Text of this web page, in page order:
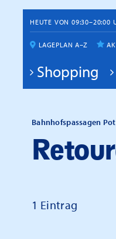
HEUTE VON 09:30–20:00
LAGEPLAN A–Z
Shopping
Bahnhofspassagen
1 Eintrag